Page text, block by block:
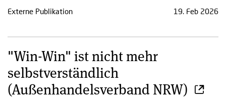
Externe Publikation 19. Feb 2026
"Win-Win" ist nicht mehr
selbstverständlich
(Außenhandelsverband NRW)